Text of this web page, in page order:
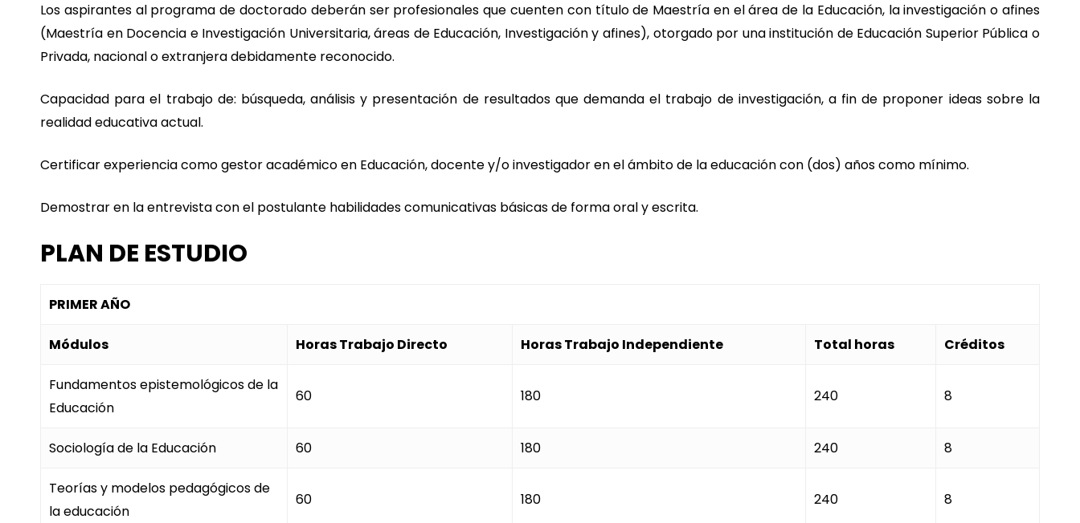
Los aspirantes al programa de doctorado deberán ser profesionales que cuenten con título de Maestría en el área de la Educación, la investigación o afines
(Maestría en Docencia e Investigación Universitaria, áreas de Educación, Investigación y afines), otorgado por una institución de Educación Superior Pública o
Privada, nacional o extranjera debidamente reconocido.
Capacidad para el trabajo de: búsqueda, análisis y presentación de resultados que demanda el trabajo de investigación, a fin de proponer ideas sobre la
realidad educativa actual.
Certificar experiencia como gestor académico en Educación, docente y/o investigador en el ámbito de la educación con (dos) años como mínimo.
Demostrar en la entrevista con el postulante habilidades comunicativas básicas de forma oral y escrita.
PLAN DE ESTUDIO
PRIMER AÑO
Módulos Horas Trabajo Directo Horas Trabajo Independiente Total horas Créditos
Fundamentos epistemológicos de la
Educación
60 180 240 8
Sociología de la Educación 60 180 240 8
Teorías y modelos pedagógicos de
la educación
60 180 240 8